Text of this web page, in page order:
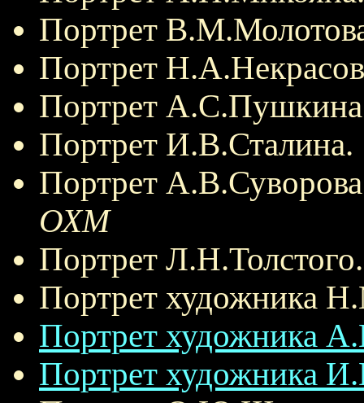
Портрет
Портрет
Портрет
Портрет И.В.Сталина.
Портрет
ОХМ
Портрет
Портрет художника
Портрет художника
Портрет художника